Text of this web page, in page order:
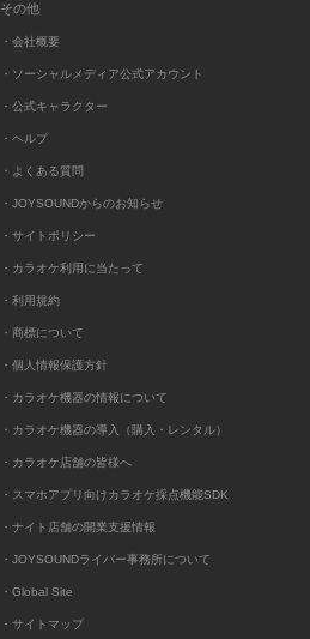
その他
・会社概要
・ソーシャルメディア公式アカウント
・公式キャラクター
・ヘルプ
・よくある質問
・JOYSOUNDからのお知らせ
・サイトポリシー
・カラオケ利用に当たって
・利用規約
・商標について
・個人情報保護方針
・カラオケ機器の情報について
・カラオケ機器の導入（購入・レンタル）
・カラオケ店舗の皆様へ
・スマホアプリ向けカラオケ採点機能SDK
・ナイト店舗の開業支援情報
・JOYSOUNDライバー事務所について
・Global Site
・サイトマップ